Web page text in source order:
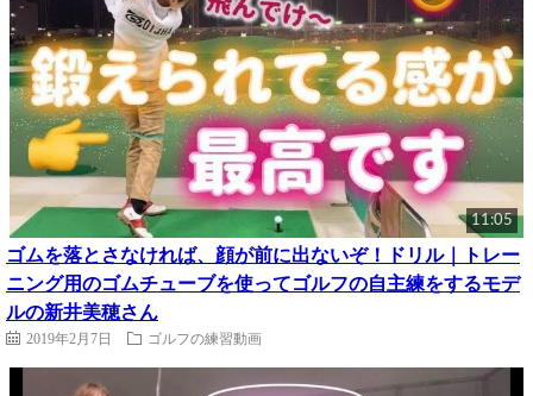
11:05
ゴムを落とさなければ、顔が前に出ないぞ！ドリル｜トレー
ニング用のゴムチューブを使ってゴルフの自主練をするモデ
ルの新井美穂さん
2019年2月7日 ゴルフの練習動画